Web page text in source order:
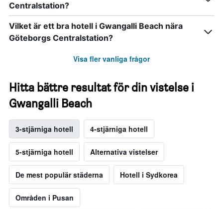
Centralstation?
Vilket är ett bra hotell i Gwangalli Beach nära
Göteborgs Centralstation?
Visa fler vanliga frågor
Hitta bättre resultat för din vistelse i
Gwangalli Beach
3-stjärniga hotell 4-stjärniga hotell
5-stjärniga hotell Alternativa vistelser
De mest populär städerna Hotell i Sydkorea
Områden i Pusan